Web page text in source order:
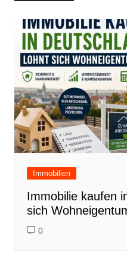
Immobilien
Immobilie kaufen
sich
0